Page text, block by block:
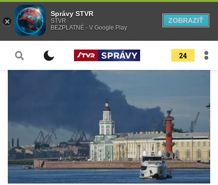
24
Správy STVR
STVR
BEZPLATNÉ - V Google Play
ZOBRAZIŤ